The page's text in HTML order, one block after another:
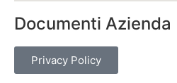
Documenti Azienda
Privacy Policy